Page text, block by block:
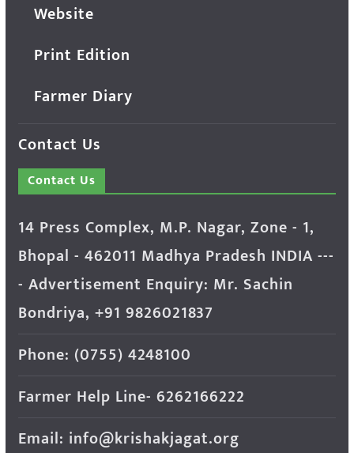
Website
Print Edition
Farmer Diary
Contact Us
Contact Us
14 Press Complex, M.P. Nagar, Zone - 1,
Bhopal - 462011 Madhya Pradesh INDIA ---
- Advertisement Enquiry: Mr. Sachin
Bondriya, +91 9826021837
Phone: (0755) 4248100
Farmer Help Line- 6262166222
Email: info@krishakjagat.org